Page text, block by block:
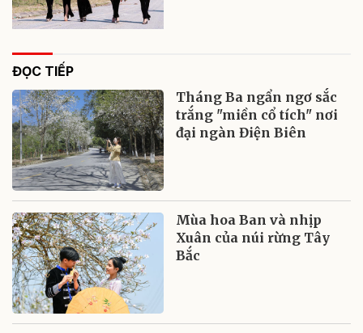
ĐỌC TIẾP
Tháng Ba ngẩn ngơ sắc
trắng "miền cổ tích" nơi
đại ngàn Điện Biên
Mùa hoa Ban và nhịp
Xuân của núi rừng Tây
Bắc